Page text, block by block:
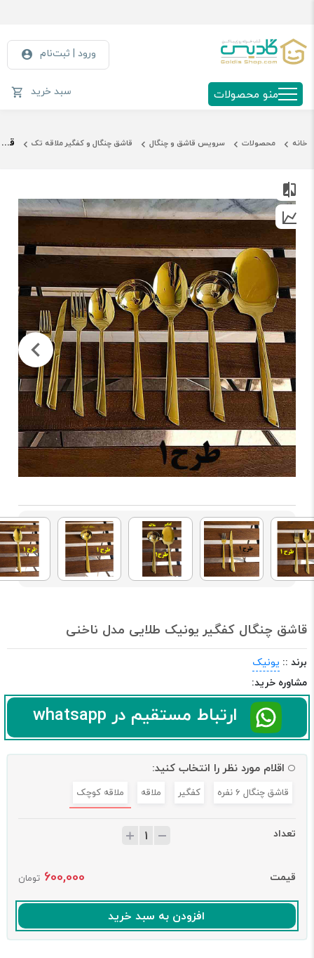
ورود | ثبت‌نام
سبد خرید منو محصولات
خانه محصولات سرویس قاشق و چنگال قاشق چنگال و کفگیر ملاقه تک قاشق چنگال کفگیر یونیک طلایی مدل ناخنی
قاشق چنگال کفگیر یونیک طلایی مدل ناخنی
برند :: یونیک
مشاوره خرید:
ارتباط مستقیم در whatsapp
اقلام مورد نظر را انتخاب کنید:
قاشق چنگال 6 نفره کفگیر ملاقه ملاقه کوچک
تعداد
قیمت 600,000 تومان
افزودن به سبد خرید